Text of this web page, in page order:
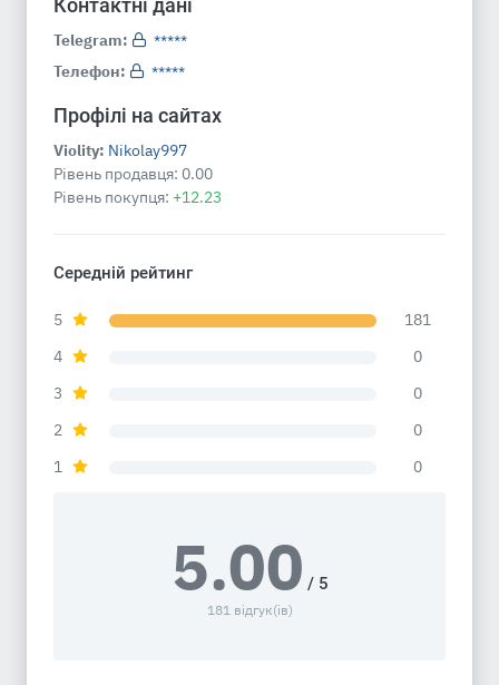
Контактні дані
Telegram:
*****
Телефон:
*****
Профілі на сайтах
Violity: Nikolay997
Рівень продавця: 0.00
Рівень покупця: +12.23
Середній рейтинг
5
181
4
0
3
0
2
0
1
0
5.00 / 5
181 відгук(ів)